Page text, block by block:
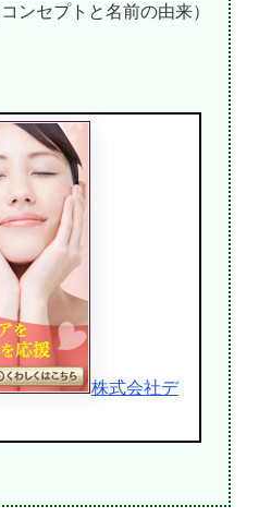
ンセプトと名前の由来）
株式会社デ